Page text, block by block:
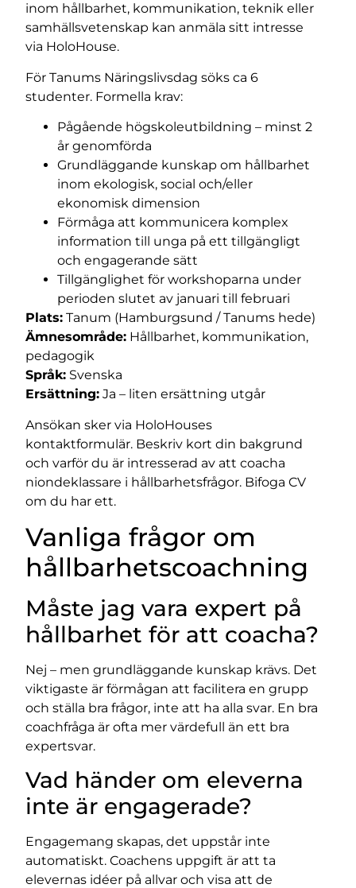
inom hållbarhet, kommunikation, teknik eller
samhällsvetenskap kan anmäla sitt intresse
via HoloHouse.
För Tanums Näringslivsdag söks ca 6
studenter. Formella krav:
Pågående högskoleutbildning – minst 2
år genomförda
Grundläggande kunskap om hållbarhet
inom ekologisk, social och/eller
ekonomisk dimension
Förmåga att kommunicera komplex
information till unga på ett tillgängligt
och engagerande sätt
Tillgänglighet för workshoparna under
perioden slutet av januari till februari
Plats: Tanum (Hamburgsund / Tanums hede)
Ämnesområde: Hållbarhet, kommunikation,
pedagogik
Språk: Svenska
Ersättning: Ja – liten ersättning utgår
Ansökan sker via HoloHouses
kontaktformulär. Beskriv kort din bakgrund
och varför du är intresserad av att coacha
niondeklassare i hållbarhetsfrågor. Bifoga CV
om du har ett.
Vanliga frågor om
hållbarhetscoachning
Måste jag vara expert på
hållbarhet för att coacha?
Nej – men grundläggande kunskap krävs. Det
viktigaste är förmågan att facilitera en grupp
och ställa bra frågor, inte att ha alla svar. En bra
coachfråga är ofta mer värdefull än ett bra
expertsvar.
Vad händer om eleverna
inte är engagerade?
Engagemang skapas, det uppstår inte
automatiskt. Coachens uppgift är att ta
elevernas idéer på allvar och visa att de